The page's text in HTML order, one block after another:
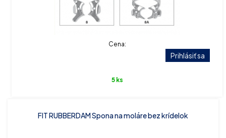
Cena:
Prihlásiť sa
5 ks
FIT RUBBERDAM Spona na moláre bez krídelok